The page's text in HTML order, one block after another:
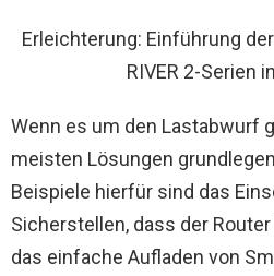
Erleichterung: Einführung
RIVER 2-Serien
Wenn es um den Lastabwurf
meisten Lösungen
Beispiele hierfür sind das
Sicherstellen, dass der
das einfache Aufladen von